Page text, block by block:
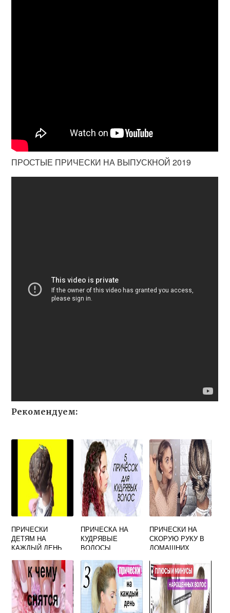
ПРОСТЫЕ ПРИЧЕСКИ НА ВЫПУСКНОЙ 2019
Рекомендуем:
ПРИЧЕСКИ
ДЕТЯМ НА
КАЖДЫЙ ДЕНЬ
ПРИЧЕСКА НА
КУДРЯВЫЕ
ВОЛОСЫ
СВОИМИ РУКАМИ
ПРИЧЕСКИ НА
СКОРУЮ РУКУ В
ДОМАШНИХ